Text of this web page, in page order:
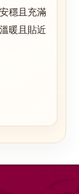
穩且充滿
暖且貼近